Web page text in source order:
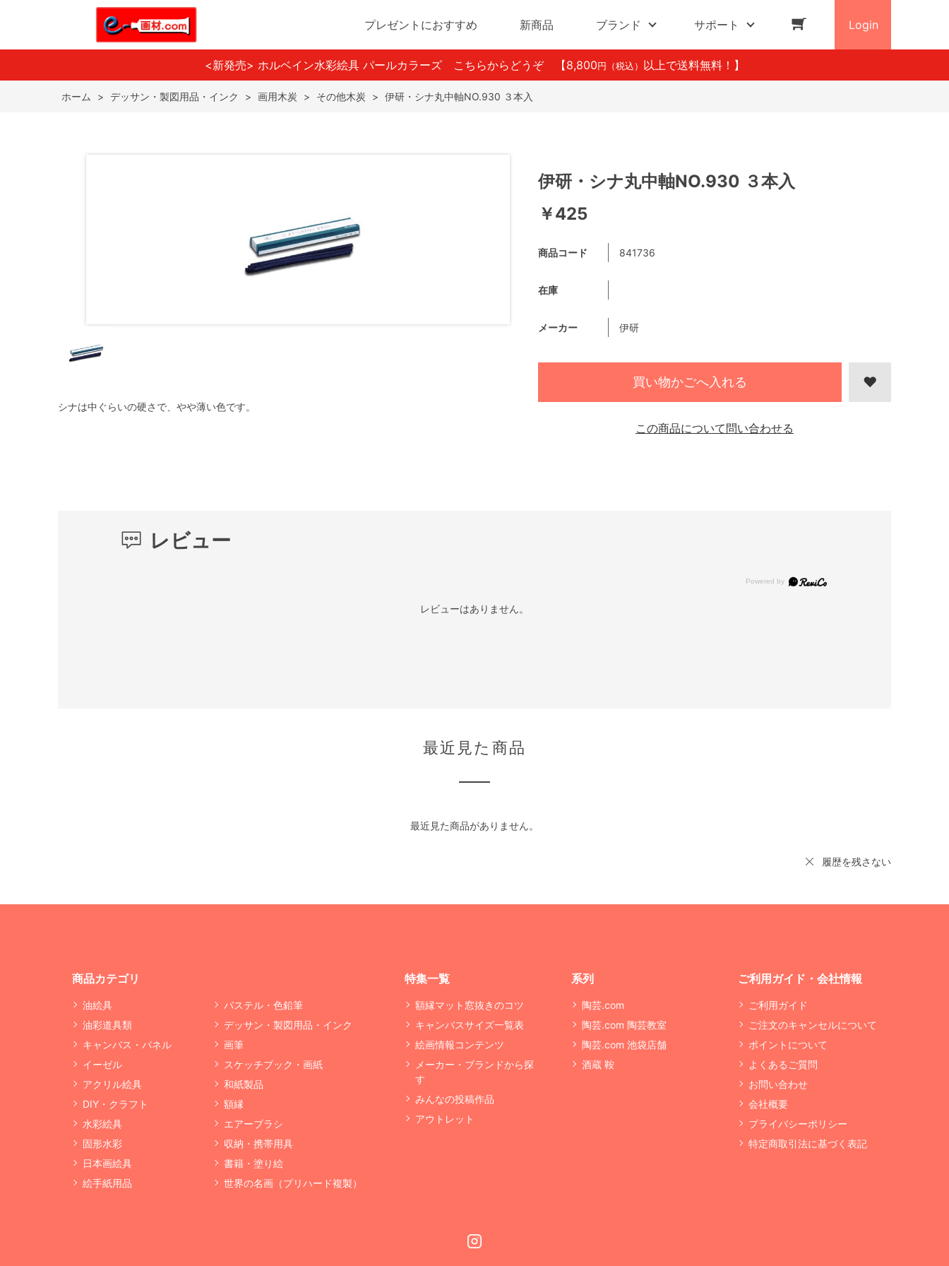
プレゼントにおすすめ 新商品 ブランド サポート Login
<新発売> ホルベイン水彩絵具 パールカラーズ こちらからどうぞ 【8,800 円（税込） 以上で送料無料！】
ホーム > デッサン・製図用品・インク > 画用木炭 > その他木炭 > 伊研・シナ丸中軸NO.930 ３本入
シナは中ぐらいの硬さで、やや薄い色です。
伊研・シナ丸中軸NO.930 ３本入
￥425
商品コード 841736
在庫
メーカー 伊研
買い物かごへ入れる
この商品について問い合わせる
レビュー
レビューはありません。
最近見た商品
最近見た商品がありません。
履歴を残さない
商品カテゴリ
油絵具
油彩道具類
キャンバス・パネル
イーゼル
アクリル絵具
DIY・クラフト
水彩絵具
固形水彩
日本画絵具
絵手紙用品
パステル・色鉛筆
デッサン・製図用品・インク
画筆
スケッチブック・画紙
和紙製品
額縁
エアーブラシ
収納・携帯用具
書籍・塗り絵
世界の名画（プリハード複製）
特集一覧
額縁マット窓抜きのコツ
キャンバスサイズ一覧表
絵画情報コンテンツ
メーカー・ブランドから探
す
みんなの投稿作品
アウトレット
系列
陶芸.com
陶芸.com 陶芸教室
陶芸.com 池袋店舗
酒蔵 鞍
ご利用ガイド・会社情報
ご利用ガイド
ご注文のキャンセルについて
ポイントについて
よくあるご質問
お問い合わせ
会社概要
プライバシーポリシー
特定商取引法に基づく表記